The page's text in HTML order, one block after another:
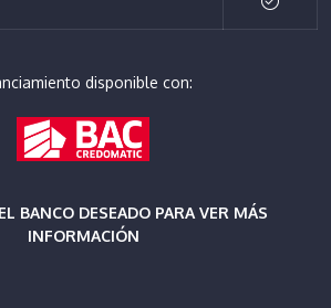
disponible con:
BANCO DESEADO PARA VER MÁS
INFORMACIÓN